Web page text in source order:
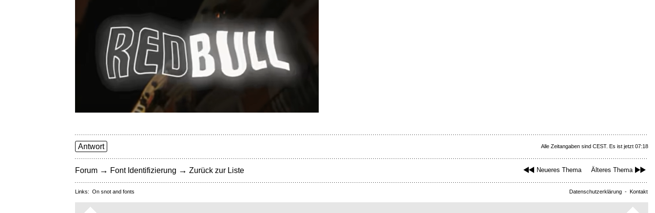
Alle Zeitangaben sind CEST. Es ist jetzt 07:18
Antwort
Neueres Thema Älteres Thema
Forum → Font Identifizierung → Zurück zur Liste
Datenschutzerklärung - Kontakt
Links: On snot and fonts